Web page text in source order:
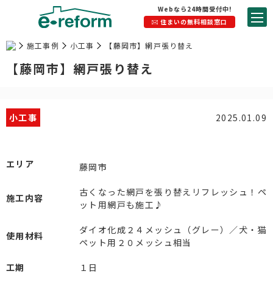
Webなら24時間受付中!
住まいの無料相談窓口
施工事例 小工事 【藤岡市】網戸張り替え
【藤岡市】網戸張り替え
小工事 2025.01.09
エリア 藤岡市
施工内容
古くなった網戸を張り替えリフレッシュ！ペ
ット用網戸も施工♪
使用材料
ダイオ化成２４メッシュ（グレー）／犬・猫
ペット用２０メッシュ相当
工期 １日